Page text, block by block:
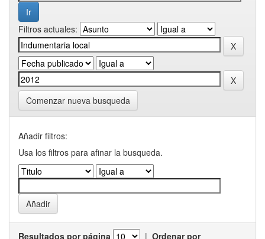
Filtros actuales:
Comenzar nueva busqueda
Añadir filtros:
Usa los filtros para afinar la busqueda.
Resultados por página | Ordenar por